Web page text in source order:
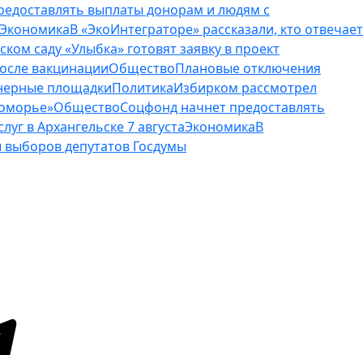
выплаты донорам и людям с
ЭкономикаВ «ЭкоИнтеграторе» рассказали, кто отвечает
саду «Улыбка» готовят заявку в проект
вакцинацииОбществоПлановые отключения
площадкиПолитикаИзбирком рассмотрел
ОбществоСоцфонд начнет предоставлять
в Архангельске 7 августаЭкономикаВ
депутатов Госдумы